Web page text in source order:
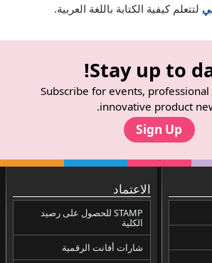
لتتعلم كيفية الكتابة باللغة العربية.
Stay up to
Subscribe for events,
innovative product
Sign Up
الاعتماد
STAMP للحصول على رصيد
الكلية
شارات أفانت الرقمية